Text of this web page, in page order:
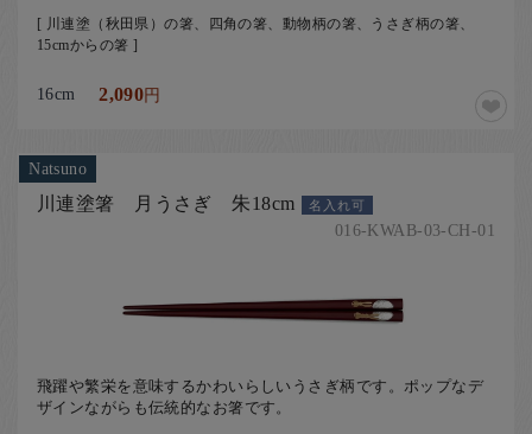
[ 川連塗（秋田県）の箸、四角の箸、動物柄の箸、うさぎ柄の箸、
15cmからの箸 ]
16cm 2,090円
Natsuno
川連塗箸 月うさぎ 朱18cm 名入れ可
016-KWAB-03-CH-01
飛躍や繁栄を意味するかわいらしいうさぎ柄です。ポップなデ
ザインながらも伝統的なお箸です。